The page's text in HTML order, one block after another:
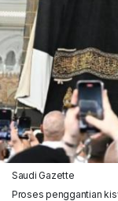
Saudi Gazette
Proses penggantian